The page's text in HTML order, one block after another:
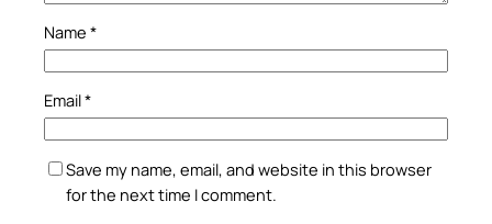
Name *
Email*
Save my name, email, and website in this browser
for the next time I comment.